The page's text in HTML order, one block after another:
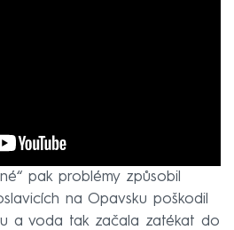
pak problémy způsobil
na Opavsku poškodil
a voda tak začala zatékat do